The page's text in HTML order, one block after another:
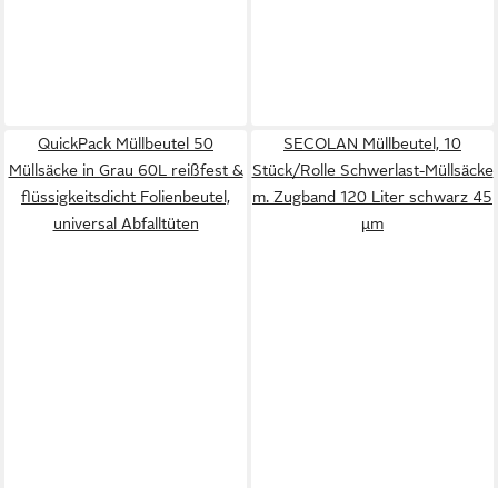
QuickPack Müllbeutel 50
Müllsäcke in Grau 60L reißfest &
flüssigkeitsdicht Folienbeutel,
universal Abfalltüten
SECOLAN Müllbeutel, 10
Stück/Rolle Schwerlast-Müllsäcke
m. Zugband 120 Liter schwarz 45
µm